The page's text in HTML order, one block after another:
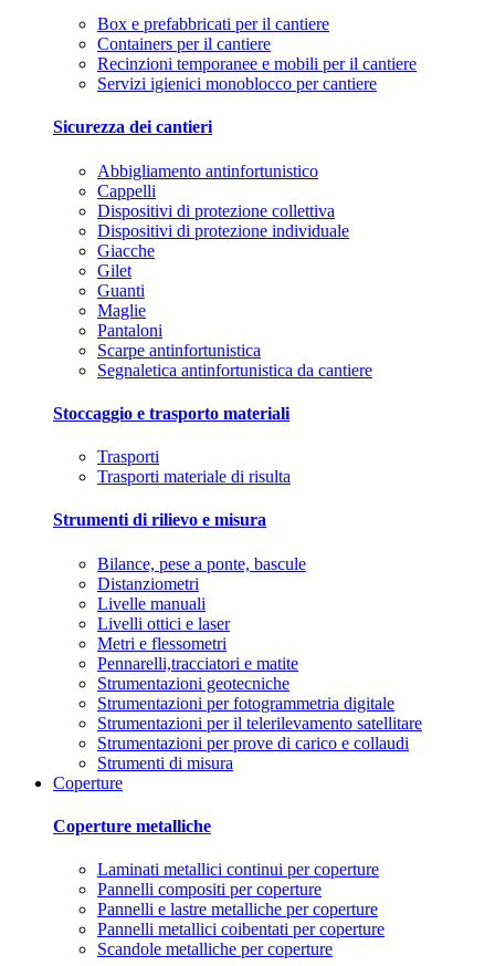
Box e prefabbricati per il cantiere
Containers per il cantiere
Recinzioni temporanee e mobili per il cantiere
Servizi igienici monoblocco per cantiere
Sicurezza dei cantieri
Abbigliamento antinfortunistico
Cappelli
Dispositivi di protezione collettiva
Dispositivi di protezione individuale
Giacche
Gilet
Guanti
Maglie
Pantaloni
Scarpe antinfortunistica
Segnaletica antinfortunistica da cantiere
Stoccaggio e trasporto materiali
Trasporti
Trasporti materiale di risulta
Strumenti di rilievo e misura
Bilance, pese a ponte, bascule
Distanziometri
Livelle manuali
Livelli ottici e laser
Metri e flessometri
Pennarelli,tracciatori e matite
Strumentazioni geotecniche
Strumentazioni per fotogrammetria digitale
Strumentazioni per il telerilevamento satellitare
Strumentazioni per prove di carico e collaudi
Strumenti di misura
Coperture
Coperture metalliche
Laminati metallici continui per coperture
Pannelli compositi per coperture
Pannelli e lastre metalliche per coperture
Pannelli metallici coibentati per coperture
Scandole metalliche per coperture